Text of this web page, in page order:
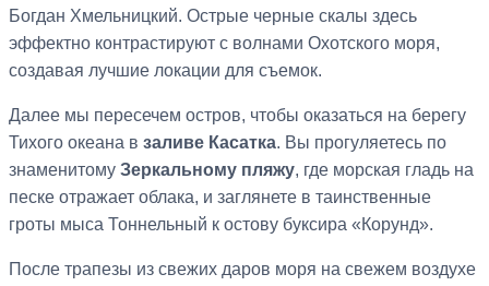
Богдан Хмельницкий. Острые черные скалы здесь
эффектно контрастируют с волнами Охотского моря,
создавая лучшие локации для съемок.
Далее мы пересечем остров, чтобы оказаться на берегу
Тихого океана в заливе Касатка. Вы прогуляетесь по
знаменитому Зеркальному пляжу, где морская гладь на
песке отражает облака, и заглянете в таинственные
гроты мыса Тоннельный к остову буксира «Корунд».
После трапезы из свежих даров моря на свежем воздухе